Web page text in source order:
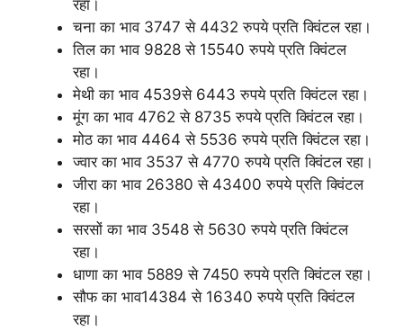
रहा।
चना का भाव 3747 से 4432 रुपये प्रति क्विंटल रहा।
तिल का भाव 9828 से 15540 रुपये प्रति क्विंटल
रहा।
मेथी का भाव 4539से 6443 रुपये प्रति क्विंटल रहा।
मूंग का भाव 4762 से 8735 रुपये प्रति क्विंटल रहा।
मोठ का भाव 4464 से 5536 रुपये प्रति क्विंटल रहा।
ज्वार का भाव 3537 से 4770 रुपये प्रति क्विंटल रहा।
जीरा का भाव 26380 से 43400 रुपये प्रति क्विंटल
रहा।
सरसों का भाव 3548 से 5630 रुपये प्रति क्विंटल
रहा।
धाणा का भाव 5889 से 7450 रुपये प्रति क्विंटल रहा।
सौफ का भाव14384 से 16340 रुपये प्रति क्विंटल
रहा।